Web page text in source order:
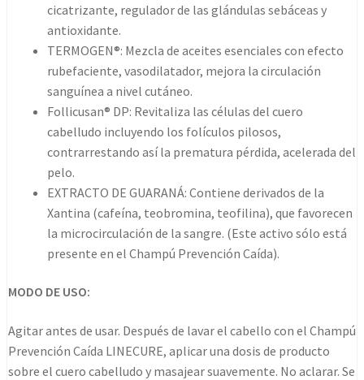
cicatrizante, regulador de las glándulas sebáceas y
antioxidante.
TERMOGEN®: Mezcla de aceites esenciales con efecto
rubefaciente, vasodilatador, mejora la circulación
sanguínea a nivel cutáneo.
Follicusan® DP: Revitaliza las células del cuero
cabelludo incluyendo los folículos pilosos,
contrarrestando así la prematura pérdida, acelerada del
pelo.
EXTRACTO DE GUARANÁ: Contiene derivados de la
Xantina (cafeína, teobromina, teofilina), que favorecen
la microcirculación de la sangre. (Este activo sólo está
presente en el Champú Prevención Caída).
MODO DE USO:
Agitar antes de usar. Después de lavar el cabello con el Champú
Prevención Caída LINECURE, aplicar una dosis de producto
sobre el cuero cabelludo y masajear suavemente. No aclarar. Se